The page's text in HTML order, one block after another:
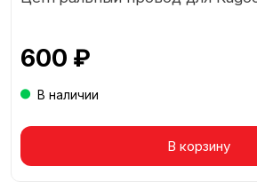
Товар в корзине
600 ₽
В наличии
В корзину